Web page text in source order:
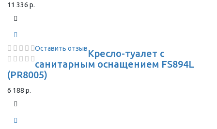
11 336 р.
Оставить отзывКресло-туалет с
санитарным оснащением FS894L
(PR8005)
6 188 р.